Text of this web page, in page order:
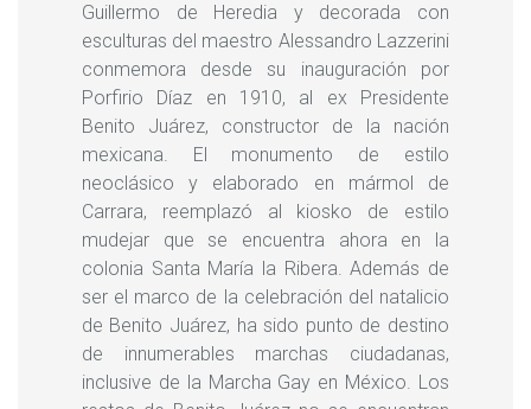
Guillermo de Heredia y decorada con
esculturas del maestro Alessandro Lazzerini
conmemora desde su inauguración por
Porfirio Díaz en 1910, al ex Presidente
Benito Juárez, constructor de la nación
mexicana. El monumento de estilo
neoclásico y elaborado en mármol de
Carrara, reemplazó al kiosko de estilo
mudejar que se encuentra ahora en la
colonia Santa María la Ribera. Además de
ser el marco de la celebración del natalicio
de Benito Juárez, ha sido punto de destino
de innumerables marchas ciudadanas,
inclusive de la Marcha Gay en México. Los